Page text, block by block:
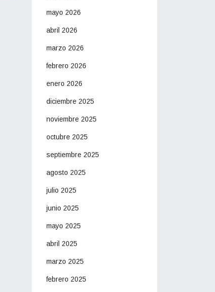
mayo 2026
abril 2026
marzo 2026
febrero 2026
enero 2026
diciembre 2025
noviembre 2025
octubre 2025
septiembre 2025
agosto 2025
julio 2025
junio 2025
mayo 2025
abril 2025
marzo 2025
febrero 2025